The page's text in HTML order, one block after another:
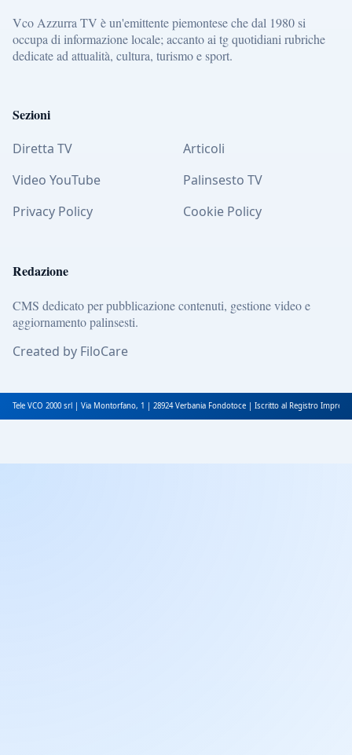
Vco Azzurra TV è un'emittente piemontese che dal 1980 si
occupa di informazione locale; accanto ai tg quotidiani rubriche
dedicate ad attualità, cultura, turismo e sport.
Sezioni
Diretta TV
Articoli
Video YouTube
Palinsesto TV
Privacy Policy
Cookie Policy
Redazione
CMS dedicato per pubblicazione contenuti, gestione video e
aggiornamento palinsesti.
Created by FiloCare
Tele VCO 2000 srl | Via Montorfano, 1 | 28924 Verbania Fondotoce | Iscritto al Registro Imprese